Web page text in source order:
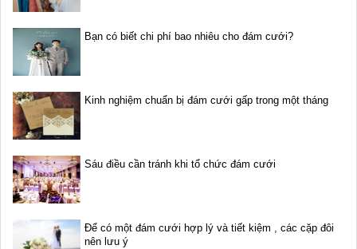
Bạn có biết chi phí bao nhiêu cho đám cưới?
Kinh nghiệm chuẩn bị đám cưới gấp trong một tháng
Sáu điều cần tránh khi tổ chức đám cưới
Để có một đám cưới hợp lý và tiết kiệm , các cặp đôi
nên lưu ý